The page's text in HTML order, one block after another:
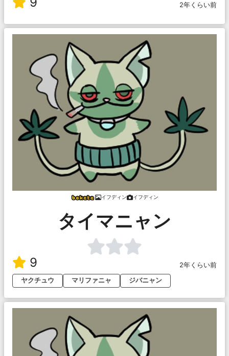
2年くらい前
イフディン イフディン
タイマニャン
9
2年くらい前
ヤクチュウ
マリファニャ ジバニャン